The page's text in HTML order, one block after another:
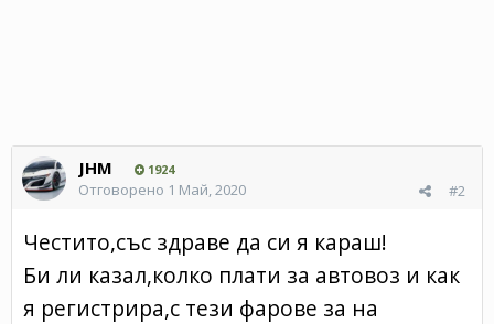
JHM 1924
#2
Отговорено 1 Май, 2020
Честито,със здраве да си я караш!
Би ли казал,колко плати за автовоз и как
я регистрира,с тези фарове за на